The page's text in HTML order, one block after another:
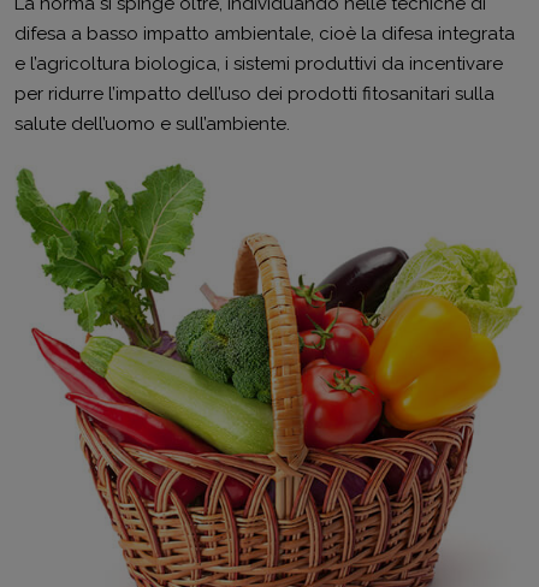
difesa a basso impatto ambientale, cioè la difesa integrata
e l’agricoltura biologica, i sistemi produttivi da incentivare
per ridurre l’impatto dell’uso dei prodotti fitosanitari sulla
salute dell’uomo e sull’ambiente.